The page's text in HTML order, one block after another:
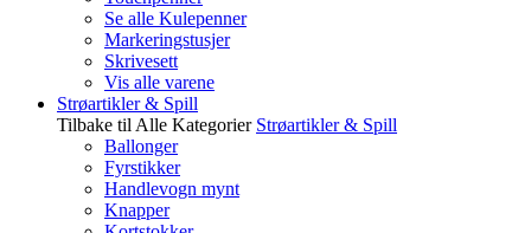
Se alle Kulepenner
Markeringstusjer
Skrivesett
Vis alle varene
Strøartikler & Spill
Tilbake til Alle Kategorier Strøartikler & Spill
Ballonger
Fyrstikker
Handlevogn mynt
Knapper